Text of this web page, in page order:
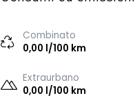
Combinato
0,00 l/100 km
Extraurbano
0,00 l/100 km